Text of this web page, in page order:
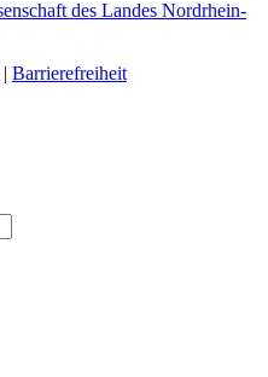
| Barrierefreiheit